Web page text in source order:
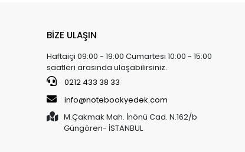
BİZE ULAŞIN
Haftaiçi 09:00 - 19:00 Cumartesi 10:00 - 15:00
saatleri arasında ulaşabilirsiniz.
0212 433 38 33
info@notebookyedek.com
M.Çakmak Mah. İnönü Cad. N.162/b
Güngören- İSTANBUL